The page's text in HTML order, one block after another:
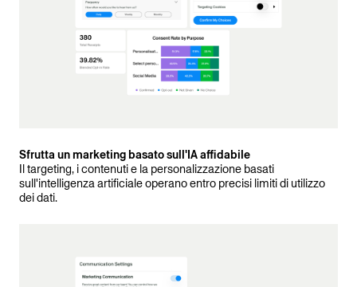
Sfrutta un marketing basato sull'IA affidabile
Il targeting, i contenuti e la personalizzazione basati
sull'intelligenza artificiale operano entro precisi limiti di utilizzo
dei dati.